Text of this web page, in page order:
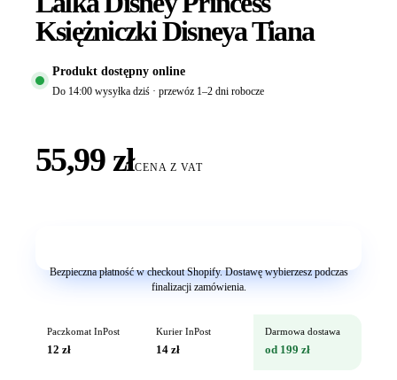
Księżniczki Disneya Tiana
Produkt dostępny online
Do 14:00 wysyłka dziś · przewóz 1–2 dni robocze
55,99 złCENA Z VAT
Bezpieczna płatność w checkout Shopify. Dostawę wybierzesz podczas
finalizacji zamówienia.
Paczkomat InPost
12 zł
Kurier InPost
14 zł
Darmowa dostawa
od 199 zł